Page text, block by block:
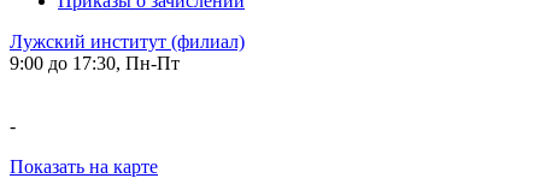
Лужский институт (филиал)
9:00 до 17:30, Пн-Пт
-
Показать на карте